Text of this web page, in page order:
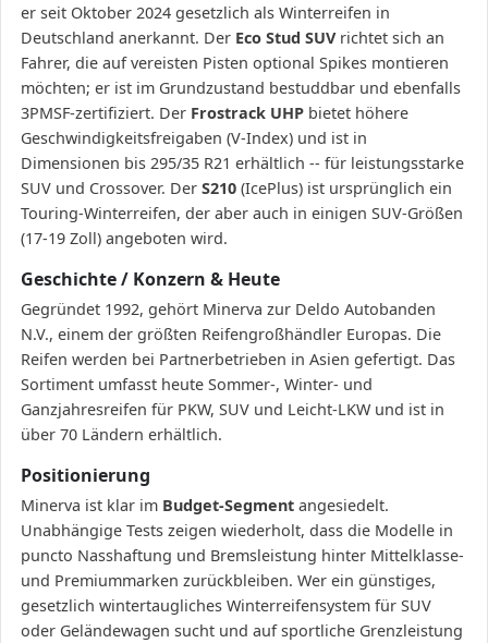
er seit Oktober 2024 gesetzlich als Winterreifen in
Deutschland anerkannt. Der Eco Stud SUVrichtet sich an
Fahrer, die auf vereisten Pisten optional Spikes montieren
möchten; er ist im Grundzustand bestuddbar und ebenfalls
3PMSF-zertifiziert. Der Frostrack UHP bietet höhere
Geschwindigkeitsfreigaben (V-Index) und ist in
Dimensionen bis 295/35 R21 erhältlich -- für leistungsstarke
SUV und Crossover. Der S210 (IcePlus) ist ursprünglich ein
Touring-Winterreifen, der aber auch in einigen SUV-Größen
(17-19 Zoll) angeboten wird.
Geschichte / Konzern & Heute
Gegründet 1992, gehört Minerva zur Deldo Autobanden
N.V., einem der größten Reifengroßhändler Europas. Die
Reifen werden bei Partnerbetrieben in Asien gefertigt. Das
Sortiment umfasst heute Sommer-, Winter- und
Ganzjahresreifen für PKW, SUV und Leicht-LKW und ist in
über 70 Ländern erhältlich.
Positionierung
Minerva ist klar im Budget-Segment angesiedelt.
Unabhängige Tests zeigen wiederholt, dass die Modelle in
puncto Nasshaftung und Bremsleistung hinter Mittelklasse-
und Premiummarken zurückbleiben. Wer ein günstiges,
gesetzlich wintertaugliches Winterreifensystem für SUV
oder Geländewagen sucht und auf sportliche Grenzleistung